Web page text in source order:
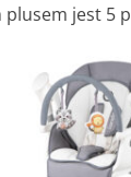
plusem jest 5